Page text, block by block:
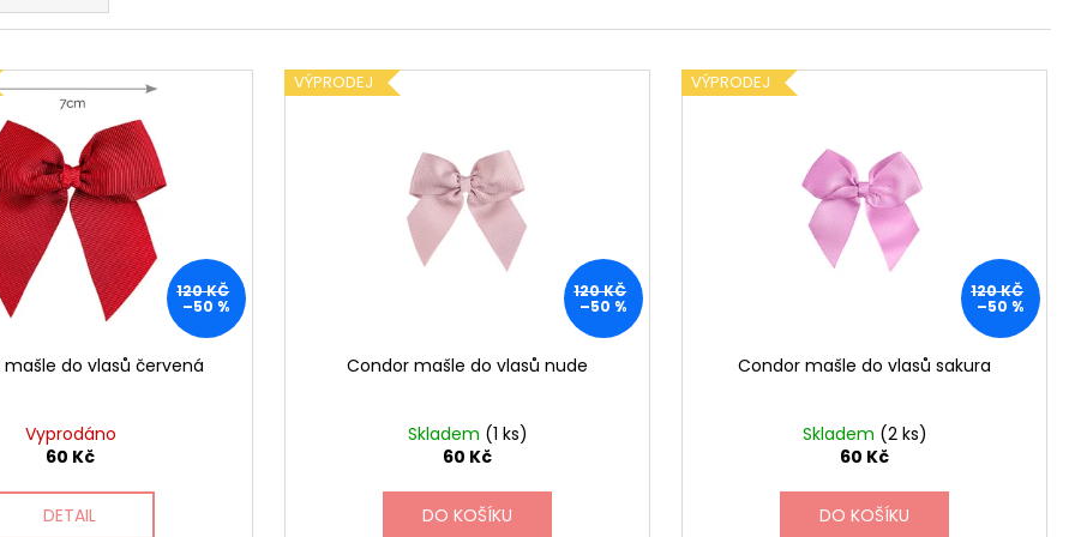
120 KČ
–50 %
do vlasů červená
Vyprodáno
60 Kč
DETAIL
VÝPRODEJ
120 KČ
–50 %
Condor mašle do vlasů nude
Skladem (1 ks)
60 Kč
DO KOŠÍKU
VÝPRODEJ
120 KČ
–50 %
Condor mašle do vlasů sakura
Skladem (2 ks)
60 Kč
DO KOŠÍKU
BASIC PUNČOCHY VÍNOVÉ
Kč
FIALOVÉ
Původně:270 Kč